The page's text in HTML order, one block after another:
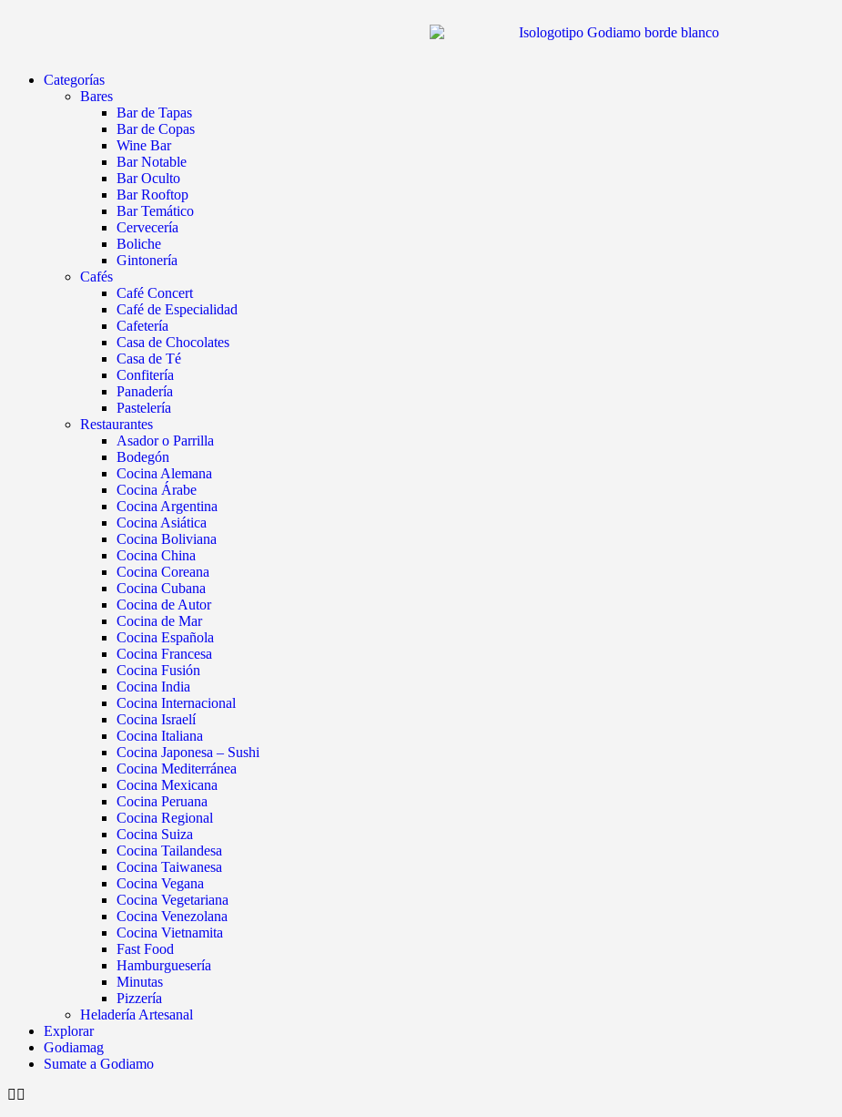
Categorías
Bares
Bar de Tapas
Bar de Copas
Wine Bar
Bar Notable
Bar Oculto
Bar Rooftop
Bar Temático
Cervecería
Boliche
Gintonería
Cafés
Café Concert
Café de Especialidad
Cafetería
Casa de Chocolates
Casa de Té
Confitería
Panadería
Pastelería
Restaurantes
Asador o Parrilla
Bodegón
Cocina Alemana
Cocina Árabe
Cocina Argentina
Cocina Asiática
Cocina Boliviana
Cocina China
Cocina Coreana
Cocina Cubana
Cocina de Autor
Cocina de Mar
Cocina Española
Cocina Francesa
Cocina Fusión
Cocina India
Cocina Internacional
Cocina Israelí
Cocina Italiana
Cocina Japonesa – Sushi
Cocina Mediterránea
Cocina Mexicana
Cocina Peruana
Cocina Regional
Cocina Suiza
Cocina Tailandesa
Cocina Taiwanesa
Cocina Vegana
Cocina Vegetariana
Cocina Venezolana
Cocina Vietnamita
Fast Food
Hamburguesería
Minutas
Pizzería
Heladería Artesanal
Explorar
Godiamag
Sumate a Godiamo